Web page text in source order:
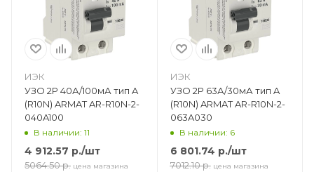
ИЭК
УЗО 2Р 40А/100мА тип A
(R10N) ARMAT AR-R10N-2-
040A100
В наличии: 11
4 912.57 р./шт
5064.50 р. цена магазина
ИЭК
УЗО 2Р 63А/30мА тип A
(R10N) ARMAT AR-R10N-2-
063A030
В наличии: 6
6 801.74 р./шт
7012.10 р. цена магазина